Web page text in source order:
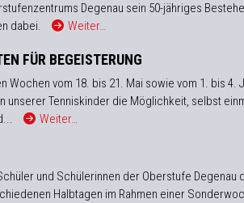
Degenau sein 50-jähriges
dabei.
Weiter…
FÜR BEGEISTERUNG
Wochen vom 18. bis 21. Mai sowie vom 1. bis 4.
unserer Tenniskinder die Möglichkeit, selbst
Weiter…
und Schülerinnen der Oberstufe Degenau
Halbtagen im Rahmen einer